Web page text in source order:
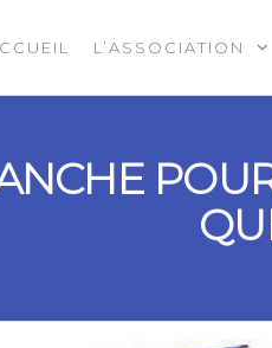
L’ASSOCIATION